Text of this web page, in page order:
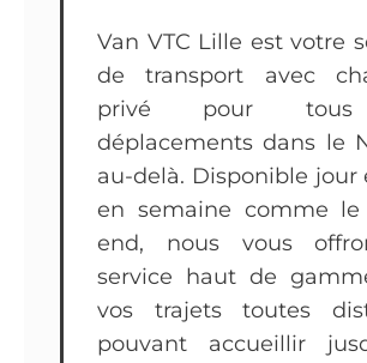
Van VTC Lille est votre
de transport avec
privé pour
déplacements dans le
au-delà. Disponible jour
en semaine comme le
end, nous vous
service haut de
vos trajets toutes
pouvant accueillir